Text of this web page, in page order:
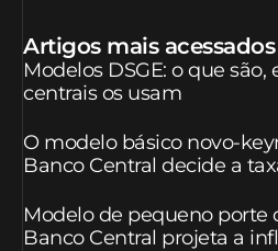
Artigos mais acessados
Modelos DSGE: o que
centrais os usam
O modelo básico novo-
Banco Central decide a
Modelo de pequeno porte
Banco Central projeta a